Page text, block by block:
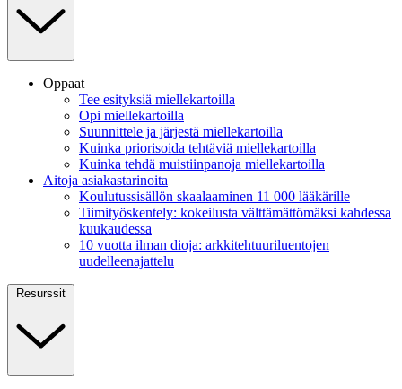
Oppaat
Tee esityksiä miellekartoilla
Opi miellekartoilla
Suunnittele ja järjestä miellekartoilla
Kuinka priorisoida tehtäviä miellekartoilla
Kuinka tehdä muistiinpanoja miellekartoilla
Aitoja asiakastarinoita
Koulutussisällön skaalaaminen 11 000 lääkärille
Tiimityöskentely: kokeilusta välttämättömäksi kahdessa
kuukaudessa
10 vuotta ilman dioja: arkkitehtuuriluentojen
uudelleenajattelu
Resurssit